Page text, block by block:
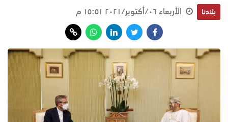
بلادنا الأربعاء ٠٦/أكتوبر/٢٠٢١ ١٥:٥١ م